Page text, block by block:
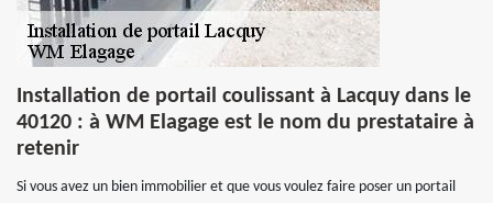
Installation de portail coulissant à Lacquy dans le
40120 : à WM Elagage est le nom du prestataire à
retenir
Si vous avez un bien immobilier et que vous voulez faire poser un portail